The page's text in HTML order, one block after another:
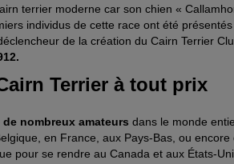
terrier moderne car son chien «
individus de cette race ont été présentés
de la création du Cairn Terrier
Terrier à tout prix
de nombreux amateurs dans le monde
en France, aux Pays-Bas, ou encore
pour se rendre au Canada et aux États-